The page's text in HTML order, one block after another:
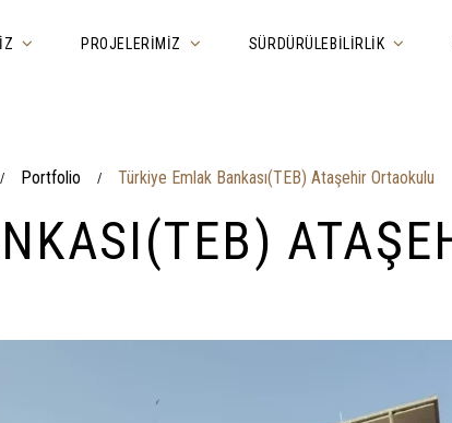
PROJELERIMIZ SÜRDÜRÜLEBILIRLIK
/ Portfolio / Türkiye Emlak Bankası(TEB) Ataşehir Ortaokulu